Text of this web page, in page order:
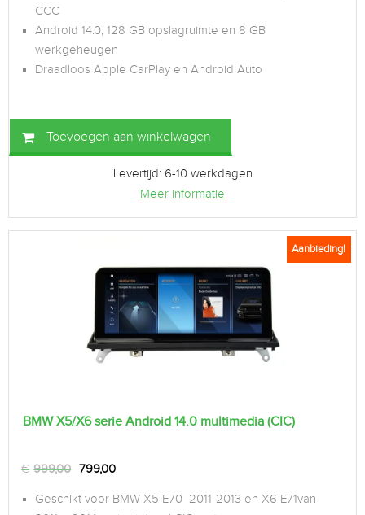
CCC
Android 14.0; 128 GB opslagruimte en 8 GB
werkgeheugen
Draadloos Apple CarPlay en Android Auto
Toevoegen aan winkelwagen
Levertijd: 6-10 werkdagen
Meer informatie
Aanbieding!
BMW X5/X6 serie Android 14.0 multimedia (CIC)
€ 999,00 799,00
Geschikt voor BMW X5 E70 2011-2013 en X6 E71van